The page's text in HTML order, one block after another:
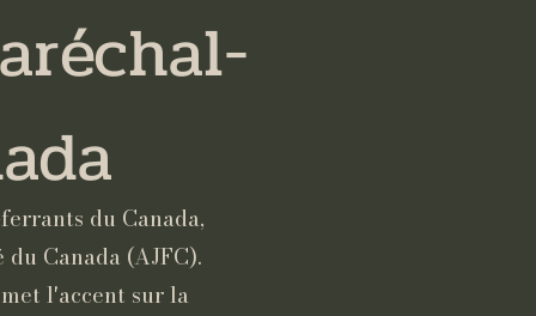
du Canada,
Canada (AJFC).
l'accent sur la